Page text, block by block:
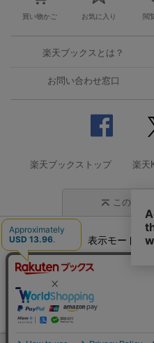
買い物かご お気に入り 閲
楽天ブックスとは？
お問い合わせ窓口
楽天ブックストップ 楽天
このペー
表示モード
企業情報 個人情報保護方針